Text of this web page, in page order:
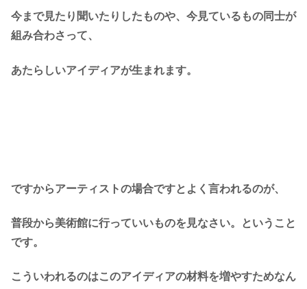
今まで見たり聞いたりしたものや、今見ているもの同士が
組み合わさって、
あたらしいアイディアが生まれます。
ですからアーティストの場合ですとよく言われるのが、
普段から美術館に行っていいものを見なさい。
ということ
です。
こういわれるのはこのアイディアの材料を増やすためなん